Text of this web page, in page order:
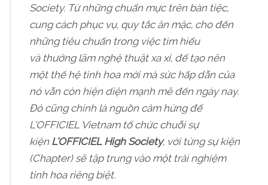
Society. Từ những chuẩn mực trên bàn tiệc,
cung cách phục vụ, quy tắc ăn mặc, cho đến
những tiêu chuẩn trong việc tìm hiểu
và thưởng lãm nghệ thuật xa xỉ, để tạo nên
một thế hệ tinh hoa mới mà sức hấp dẫn của
nó vẫn còn hiện diện mạnh mẽ đến ngày nay.
Đó cũng chính là nguồn cảm hứng để
L’OFFICIEL Vietnam tổ chức chuỗi sự
kiện L’OFFICIEL High Society, với từng sự kiện
(Chapter) sẽ tập trung vào một trải nghiệm
tinh hoa riêng biệt.